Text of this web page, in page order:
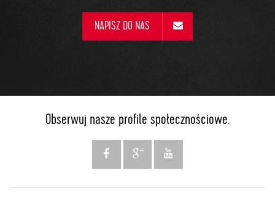
NAPISZ DO NAS
Obserwuj nasze profile społecznościowe.